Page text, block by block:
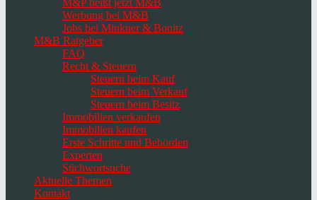
M&P heißt jetzt M&B
Werbung bei M&B
Jobs bei Minkner & Bonitz
M&B Ratgeber
FAQ
Recht & Steuern
Steuern beim Kauf
Steuern beim Verkauf
Steuern beim Besitz
Immobilien verkaufen
Immobilien kaufen
Erste Schritte und Behörden
Experten
Stichwortsuche
Aktuelle Themen
Kontakt